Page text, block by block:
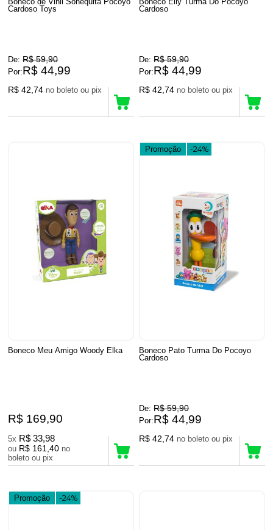
Cardoso Toys
De: R$ 59,90
Por:R$ 44,99
R$ 42,74 no boleto ou pix
Cardoso
De: R$ 59,90
Por:R$ 44,99
R$ 42,74 no boleto ou pix
Boneco Meu Amigo Woody Elka
R$ 169,90
5x R$ 33,98
ou R$ 161,40 no
boleto ou pix
Promoção -24%
Boneco Pato Turma Do Pocoyo
Cardoso
De: R$ 59,90
Por:R$ 44,99
R$ 42,74 no boleto ou pix
Promoção -24%